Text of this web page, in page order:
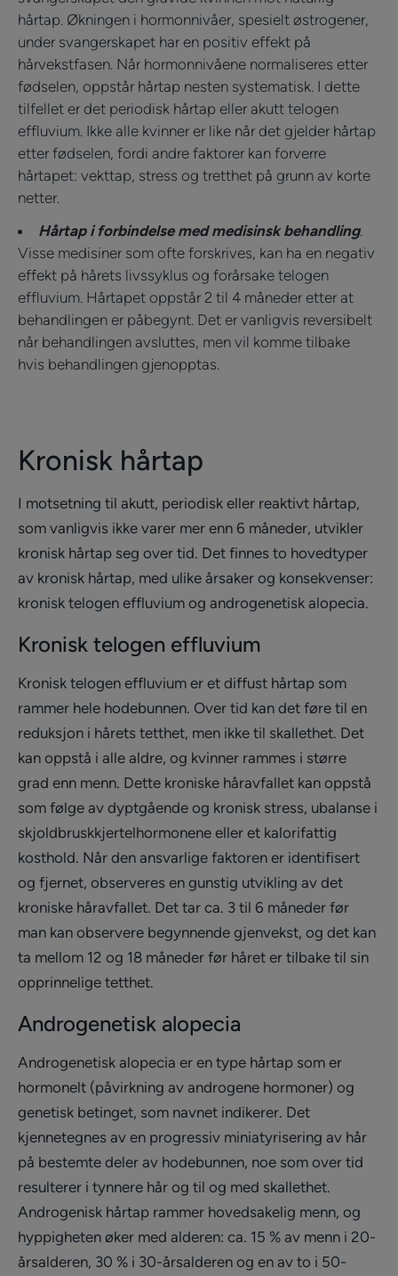
hårtap. Økningen i hormonnivåer, spesielt østrogener,
under svangerskapet har en positiv effekt på
hårvekstfasen. Når hormonnivåene normaliseres etter
fødselen, oppstår hårtap nesten systematisk. I dette
tilfellet er det periodisk hårtap eller akutt telogen
effluvium. Ikke alle kvinner er like når det gjelder hårtap
etter fødselen, fordi andre faktorer kan forverre
hårtapet: vekttap, stress og tretthet på grunn av korte
netter.
Hårtap i forbindelse med medisinsk behandling.
Visse medisiner som ofte forskrives, kan ha en negativ
effekt på hårets livssyklus og forårsake telogen
effluvium. Hårtapet oppstår 2 til 4 måneder etter at
behandlingen er påbegynt. Det er vanligvis reversibelt
når behandlingen avsluttes, men vil komme tilbake
hvis behandlingen gjenopptas.
Kronisk hårtap
I motsetning til akutt, periodisk eller reaktivt hårtap,
som vanligvis ikke varer mer enn 6 måneder, utvikler
kronisk hårtap seg over tid. Det finnes to hovedtyper
av kronisk hårtap, med ulike årsaker og konsekvenser:
kronisk telogen effluvium og androgenetisk alopecia.
Kronisk telogen effluvium
Kronisk telogen effluvium er et diffust hårtap som
rammer hele hodebunnen. Over tid kan det føre til en
reduksjon i hårets tetthet, men ikke til skallethet. Det
kan oppstå i alle aldre, og kvinner rammes i større
grad enn menn. Dette kroniske håravfallet kan oppstå
som følge av dyptgående og kronisk stress, ubalanse i
skjoldbruskkjertelhormonene eller et kalorifattig
kosthold. Når den ansvarlige faktoren er identifisert
og fjernet, observeres en gunstig utvikling av det
kroniske håravfallet. Det tar ca. 3 til 6 måneder før
man kan observere begynnende gjenvekst, og det kan
ta mellom 12 og 18 måneder før håret er tilbake til sin
opprinnelige tetthet.
Androgenetisk alopecia
Androgenetisk alopecia er en type hårtap som er
hormonelt (påvirkning av androgene hormoner) og
genetisk betinget, som navnet indikerer. Det
kjennetegnes av en progressiv miniatyrisering av hår
på bestemte deler av hodebunnen, noe som over tid
resulterer i tynnere hår og til og med skallethet.
Androgenisk hårtap rammer hovedsakelig menn, og
hyppigheten øker med alderen: ca. 15 % av menn i 20-
årsalderen, 30 % i 30-årsalderen og en av to i 50-